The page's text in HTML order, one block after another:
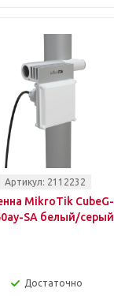
Артикул: 2112232
MikroTik CubeG-
SA белый/серый
Достаточно